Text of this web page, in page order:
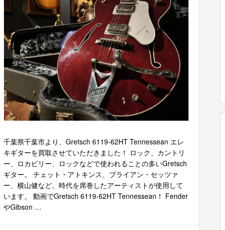
千葉県千葉市より、Gretsch 6119-62HT Tennessean エレ
キギターを買取させていただきました！ ロック、カントリ
ー、ロカビリー、ロックなどで使われることの多いGretsch
ギター。 チェット・アトキンス、ブライアン・セッツァ
ー、横山健など、時代を席巻したアーティストが使用して
います。 動画でGretsch 6119-62HT Tennessean！ Fender
やGibson …